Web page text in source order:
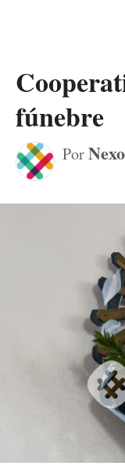
fúnebre
Por